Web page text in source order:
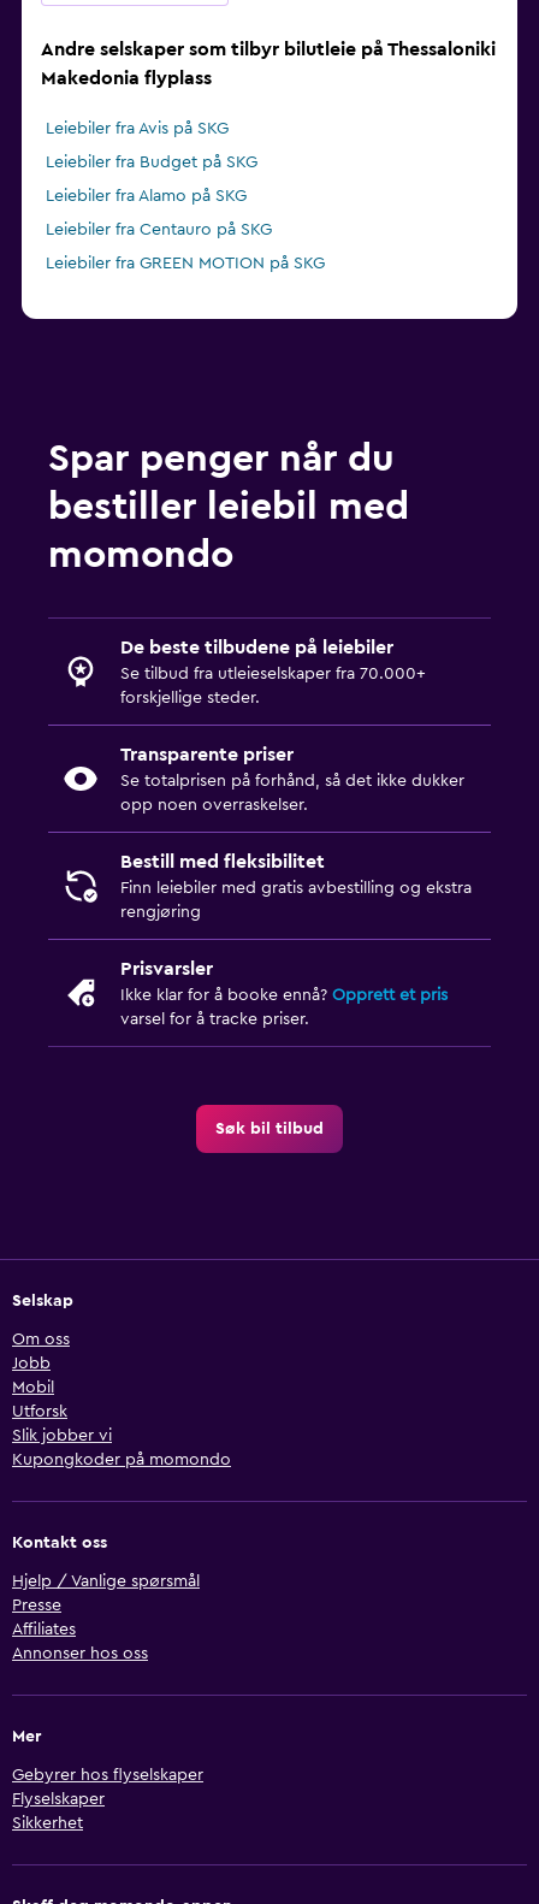
Andre selskaper som tilbyr bilutleie på Thessaloniki
Makedonia flyplass
Leiebiler fra Avis på SKG
Leiebiler fra Budget på SKG
Leiebiler fra Alamo på SKG
Leiebiler fra Centauro på SKG
Leiebiler fra GREEN MOTION på SKG
Spar penger når du
bestiller leiebil med
momondo
De beste tilbudene på leiebiler
Se tilbud fra utleieselskaper fra 70.000+
forskjellige steder.
Transparente priser
Se totalprisen på forhånd, så det ikke dukker
opp noen overraskelser.
Bestill med fleksibilitet
Finn leiebiler med gratis avbestilling og ekstra
rengjøring
Prisvarsler
Ikke klar for å booke ennå? Opprett et pris
varsel for å tracke priser.
Søk bil tilbud
Selskap
Om oss
Jobb
Mobil
Utforsk
Slik jobber vi
Kupongkoder på momondo
Kontakt oss
Hjelp / Vanlige spørsmål
Presse
Affiliates
Annonser hos oss
Mer
Gebyrer hos flyselskaper
Flyselskaper
Sikkerhet